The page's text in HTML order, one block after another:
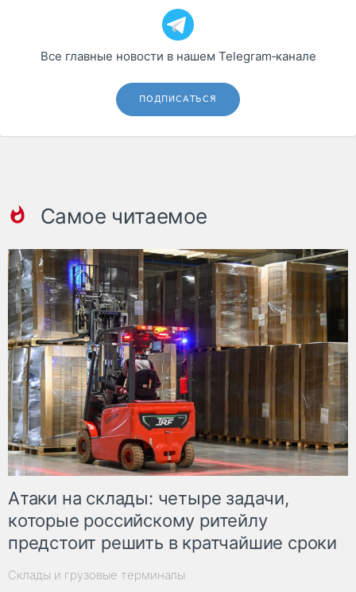
Коммерческий
транспорт
Спецтехника
Автосервис,
запчасти, шины
Дзен
Все главные новости в нашем Telegram‑канале
ПОДПИСАТЬСЯ
Самое читаемое
Атаки на склады: четыре задачи,
которые российскому ритейлу
предстоит решить в кратчайшие сроки
Склады и грузовые терминалы